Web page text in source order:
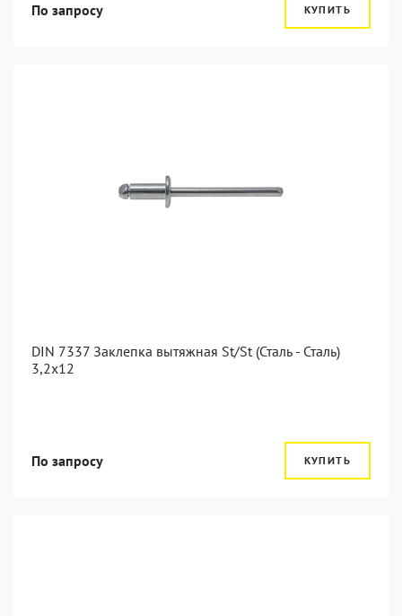
По запросу КУПИТЬ
DIN 7337 Заклепка вытяжная St/St (Сталь - Сталь)
3,2x12
По запросу КУПИТЬ